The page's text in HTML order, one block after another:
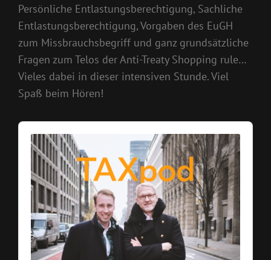
Persönliche Entlastungsberechtigung, Sachliche
Entlastungsberechtigung, Vorgaben des EuGH
zum Missbrauchsbegriff und ganz grundsätzliche
Fragen zum Telos der Anti-Treaty Shopping rule…
Vieles dabei in dieser intensiven Stunde. Viel
Spaß beim Hören!
Audio
Player